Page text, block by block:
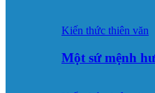
Kiến thức thiên văn
Một sứ mệnh